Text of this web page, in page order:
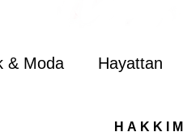
& Moda Hayattan